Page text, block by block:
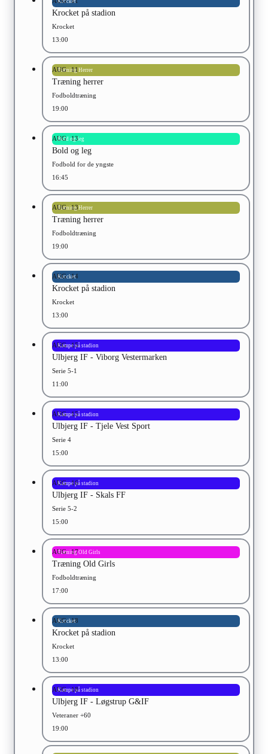
Krocket
Krocket på stadion
Krocket
13:00
Træning Herrer
AUG 11
Træning herrer
Fodboldtræning
19:00
Bold og leg
AUG 13
Bold og leg
Fodbold for de yngste
16:45
Træning Herrer
AUG 13
Træning herrer
Fodboldtræning
19:00
Krocket
AUG 14
Krocket på stadion
Krocket
13:00
Kampe på stadion
AUG 15
Ulbjerg IF - Viborg Vestermarken
Serie 5-1
11:00
Kampe på stadion
AUG 15
Ulbjerg IF - Tjele Vest Sport
Serie 4
15:00
Kampe på stadion
AUG 16
Ulbjerg IF - Skals FF
Serie 5-2
15:00
Træning Old Girls
AUG 17
Træning Old Girls
Fodboldtræning
17:00
Krocket
AUG 18
Krocket på stadion
Krocket
13:00
Kampe på stadion
AUG 18
Ulbjerg IF - Løgstrup G&IF
Veteraner +60
19:00